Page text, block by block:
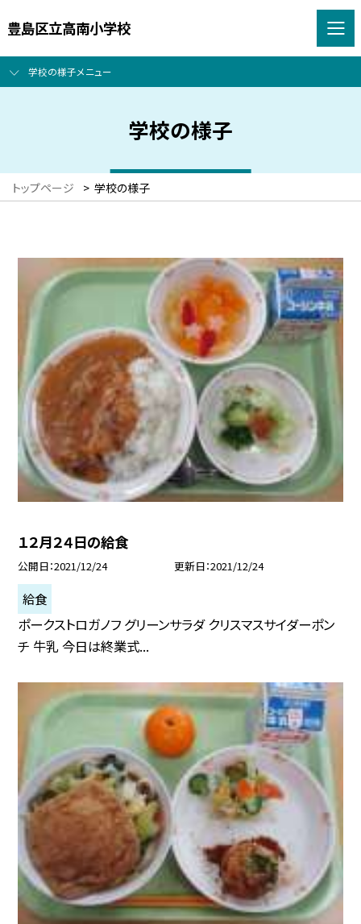
豊島区立高南小学校
学校の様子メニュー
学校の様子
トップページ > 学校の様子
１２月２４日の給食
公開日 2021/12/24 更新日 2021/12/24
給食
ポークストロガノフ グリーンサラダ クリスマスサイダーポン
チ 牛乳 今日は終業式...